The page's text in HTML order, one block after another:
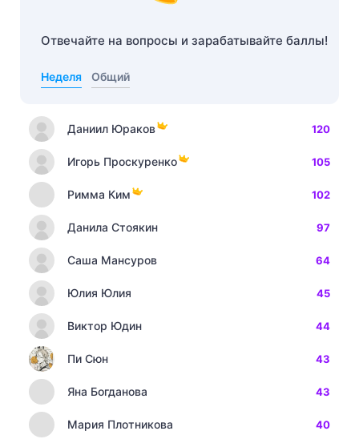
Отвечайте на вопросы и зарабатывайте баллы!
Неделя Общий
Даниил Юраков 120
Игорь Проскуренко 105
Римма Ким 102
Данила Стоякин 97
Саша Мансуров 64
Юлия Юлия 45
Виктор Юдин 44
Пи Сюн 43
Яна Богданова 43
Мария Плотникова 40